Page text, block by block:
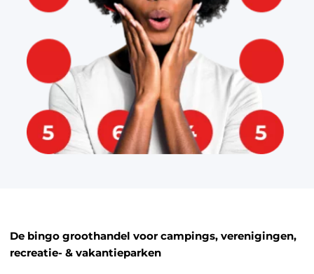
De bingo groothandel voor campings, verenigingen,
recreatie- & vakantieparken